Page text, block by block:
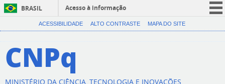
BRASIL
Acesso à informação
CORONAVÍRUS (COVID-19)
ACESSIBILIDADE ALTO CONTRASTE MAPA DO SITE
CNPq
MINISTÉRIO DA CIÊNCIA, TECNOLOGIA E INOVAÇÕES